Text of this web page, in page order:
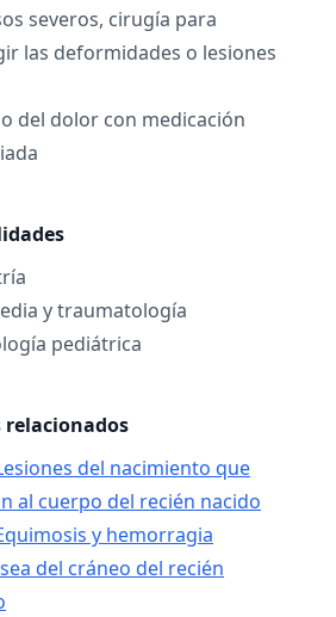
severos, cirugía para
las deformidades o lesiones
del dolor con medicación
y traumatología
pediátrica
relacionados
del nacimiento que
al cuerpo del recién nacido
y hemorragia
del cráneo del recién